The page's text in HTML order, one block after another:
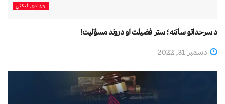
جهادي لیکني
د سرحداتو ساتنه؛ ستر فضیلت او دروند مسؤلیت!
دسمبر 31, 2022